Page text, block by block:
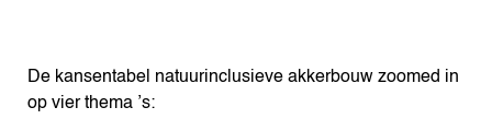
De kansentabel natuurinclusieve akkerbouw zoomed in
op vier thema ’s: